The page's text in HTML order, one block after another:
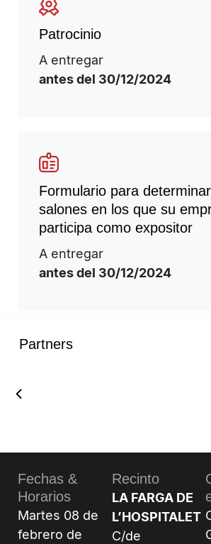
Patrocinio
A entregar
antes del 30/12/2024
Formulario para
salones en los que su
participa como expositor
A entregar
antes del 30/12/2024
Partners
Fechas &
Horarios
Martes 08 de
febrero de
Recinto
LA FARGA DE
L’HOSPITALET
C/de